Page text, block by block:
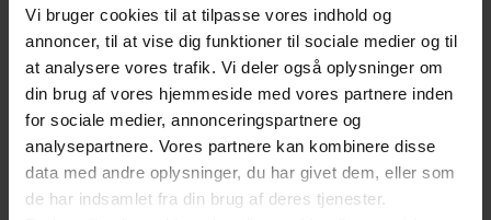
Vi bruger cookies til at tilpasse vores indhold og
annoncer, til at vise dig funktioner til sociale medier og til
at analysere vores trafik. Vi deler også oplysninger om
din brug af vores hjemmeside med vores partnere inden
for sociale medier, annonceringspartnere og
analysepartnere. Vores partnere kan kombinere disse
data med andre oplysninger, du har givet dem, eller som
de har indsamlet fra din brug af deres tjenester.
SENESTE NYT OM DETAILHANDEL
Forbud mod destruktion af usolgte tekstiler
er nu trådt i kraft